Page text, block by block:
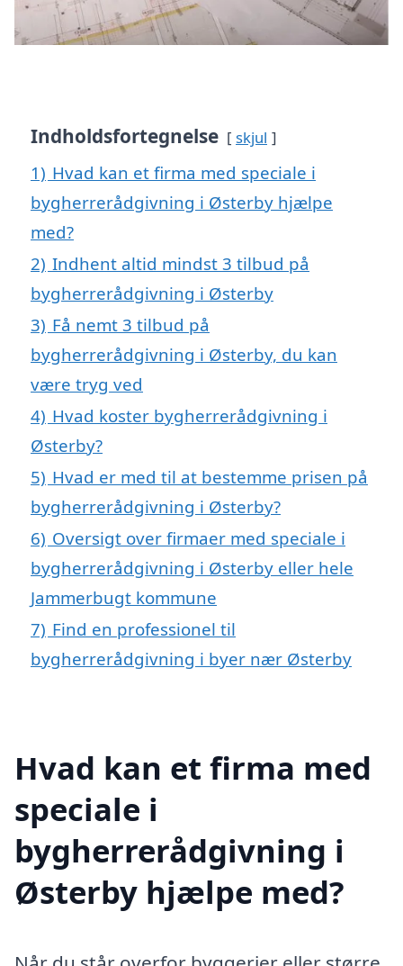
Indholdsfortegnelse skjul
1) Hvad kan et firma med speciale i
bygherrerådgivning i Østerby hjælpe
med?
2) Indhent altid mindst 3 tilbud på
bygherrerådgivning i Østerby
3) Få nemt 3 tilbud på
bygherrerådgivning i Østerby, du kan
være tryg ved
4) Hvad koster bygherrerådgivning i
Østerby?
5) Hvad er med til at bestemme prisen på
bygherrerådgivning i Østerby?
6) Oversigt over firmaer med speciale i
bygherrerådgivning i Østerby eller hele
Jammerbugt kommune
7) Find en professionel til
bygherrerådgivning i byer nær Østerby
Hvad kan et firma med
speciale i
bygherrerådgivning i
Østerby hjælpe med?